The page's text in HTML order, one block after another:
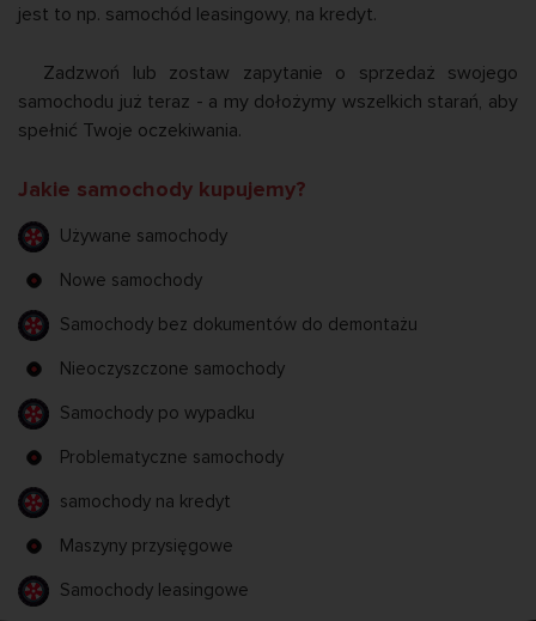
jest to np. samochód leasingowy, na kredyt.
Zadzwoń lub zostaw zapytanie o sprzedaż swojego
samochodu już teraz - a my dołożymy wszelkich starań, aby
spełnić Twoje oczekiwania.
Jakie samochody kupujemy?
Używane samochody
Nowe samochody
Samochody bez dokumentów do demontażu
Nieoczyszczone samochody
Samochody po wypadku
Problematyczne samochody
samochody na kredyt
Maszyny przysięgowe
Samochody leasingowe